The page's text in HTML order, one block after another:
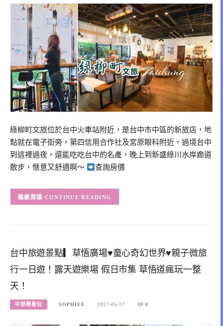
綠柳町文旅位於台中火車站附近，是台中市中區的新旅店，地
點就在電子街旁，第四信用合作社及宮原眼科附近，過境台中
到這裡過夜，還能吃吃台中的名產，晚上到新盛綠川水岸廊道
散步，愜意又舒適啊～
查詢房價
CONTINUE READING
台中旅遊景點▎草悟廣場♥童心奇幻世界♥親子微旅
行一日遊！露天遊樂場 假日市集 草悟道瘋玩一整
天！
中部輕鬆玩 SOPHIEE 2017-05-17 0